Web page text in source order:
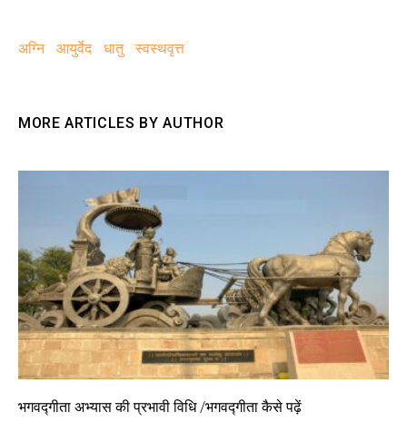
अग्नि आयुर्वेद धातु स्वस्थवृत्त
MORE ARTICLES BY AUTHOR
भगवद्‍गीता अभ्यास की प्रभावी विधि /भगवद्‍गीता कैसे पढ़ें